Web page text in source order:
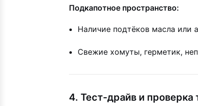
Подкапотное пространство:
Наличие подтёков масла или
Свежие хомуты, герметик,
4. Тест-драйв и проверка